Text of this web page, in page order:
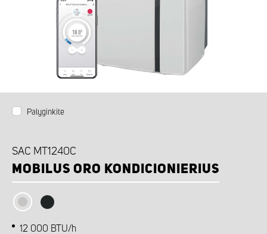
Palyginkite
SAC MT1240C
MOBILUS ORO KONDICIONIERIUS
12 000 BTU/h